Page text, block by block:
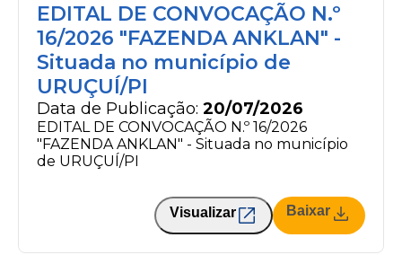
EDITAL DE CONVOCAÇÃO N.º
16/2026 "FAZENDA ANKLAN" -
Situada no município de
URUÇUÍ/PI
Data de Publicação: 20/07/2026
EDITAL DE CONVOCAÇÃO N.º 16/2026
"FAZENDA ANKLAN" - Situada no município
de URUÇUÍ/PI
Visualizar Baixar